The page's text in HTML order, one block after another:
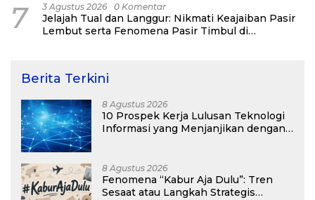
7 3 Agustus 2026 0 Komentar
Jelajah Tual dan Langgur: Nikmati Keajaiban Pasir
Lembut serta Fenomena Pasir Timbul di
Berita Terkini
8 Agustus 2026
10 Prospek Kerja Lulusan Teknologi
Informasi yang Menjanjikan dengan
8 Agustus 2026
Fenomena “Kabur Aja Dulu”: Tren
Sesaat atau Langkah Strategis